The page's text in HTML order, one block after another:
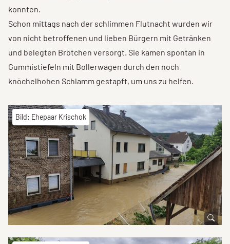
konnten.
Schon mittags nach der schlimmen Flutnacht wurden wir
von nicht betroffenen und lieben Bürgern mit Getränken
und belegten Brötchen versorgt. Sie kamen spontan in
Gummistiefeln mit Bollerwagen durch den noch
knöchelhohen Schlamm gestapft, um uns zu helfen.
Bild: Ehepaar Krischok